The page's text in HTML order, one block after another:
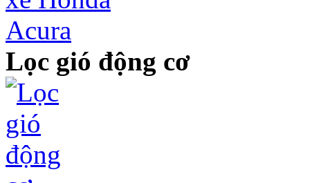
Lọc gió động cơ